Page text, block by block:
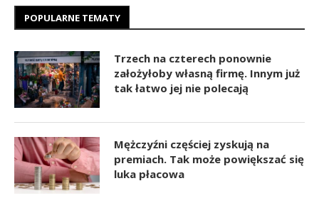
POPULARNE TEMATY
Trzech na czterech ponownie
założyłoby własną firmę. Innym już
tak łatwo jej nie polecają
Mężczyźni częściej zyskują na
premiach. Tak może powiększać się
luka płacowa